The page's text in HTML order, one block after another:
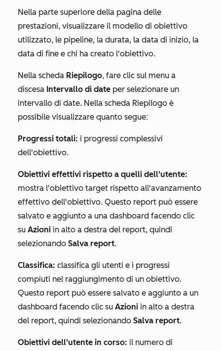
Nella parte superiore della pagina delle
prestazioni, visualizzare il modello di obiettivo
utilizzato, le pipeline, la durata, la data di inizio, la
data di fine e chi ha creato l'obiettivo.
Nella scheda Riepilogo, fare clic sul menu a
discesa Intervallo di date per selezionare un
intervallo di date. Nella scheda Riepilogo è
possibile visualizzare quanto segue:
Progressi totali: i progressi complessivi
dell'obiettivo.
Obiettivi effettivi rispetto a quelli dell'utente:
mostra l'obiettivo target rispetto all'avanzamento
effettivo dell'obiettivo. Questo report può essere
salvato e aggiunto a una dashboard facendo clic
su Azioni in alto a destra del report, quindi
selezionando Salva report.
Classifica: classifica gli utenti e i progressi
compiuti nel raggiungimento di un obiettivo.
Questo report può essere salvato e aggiunto a un
dashboard facendo clic su Azioni in alto a destra
del report, quindi selezionando Salva report.
Obiettivi dell'utente in corso: il numero di